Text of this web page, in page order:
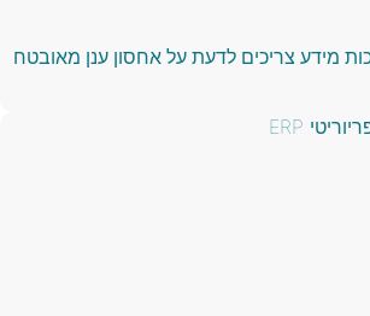
מידע צריכים לדעת על אחסון ענן מאובטח